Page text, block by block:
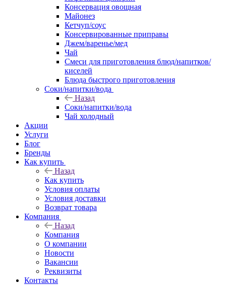
Консервация овощная
Майонез
Кетчуп/соус
Консервированные приправы
Джем/варенье/мед
Чай
Смеси для приготовления блюд/напитков/
киселей
Блюда быстрого приготовления
Соки/напитки/вода
Назад
Соки/напитки/вода
Чай холодный
Акции
Услуги
Блог
Бренды
Как купить
Назад
Как купить
Условия оплаты
Условия доставки
Возврат товара
Компания
Назад
Компания
О компании
Новости
Вакансии
Реквизиты
Контакты